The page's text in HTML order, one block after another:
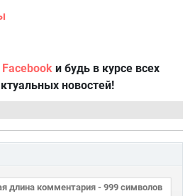
Facebook и будь в курсе всех
новостей!